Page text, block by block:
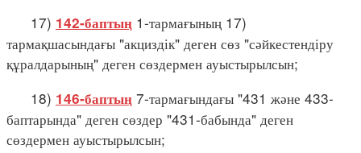
17) 142-баптың 1-тармағының 17)
тармақшасындағы "акциздік" деген сөз "сәйкестендіру
құралдарының" деген сөздермен ауыстырылсын;
18) 146-баптың 7-тармағындағы "431 және 433-
баптарында" деген сөздер "431-бабында" деген
сөздермен ауыстырылсын;